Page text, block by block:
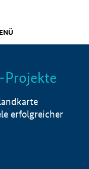
Info
Projekte
erfolgreicher